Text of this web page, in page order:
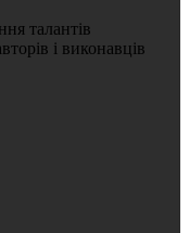
талантів
і виконавців